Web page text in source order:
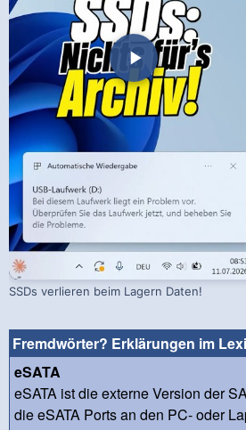
SSDs verlieren beim Lagern Daten!
Fremdwörter? Erklärungen im
eSATA
eSATA ist die externe Version der
die eSATA Ports an den PC- oder